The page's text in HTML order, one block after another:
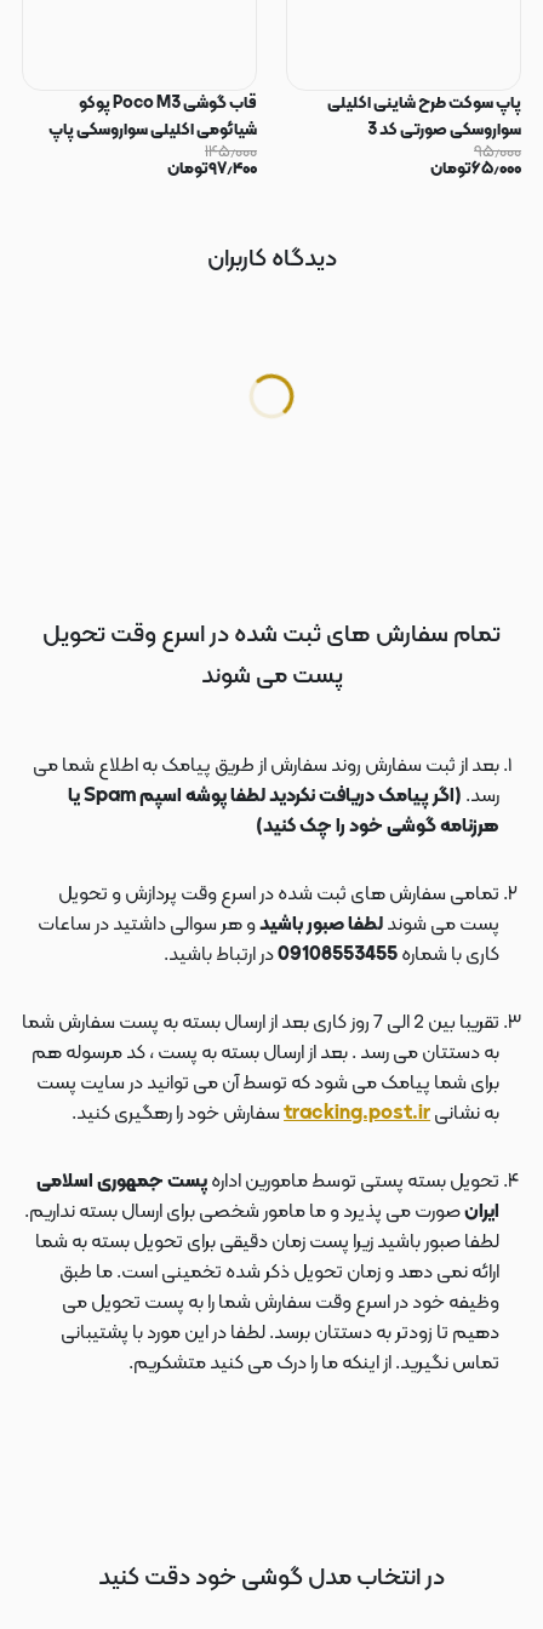
پاپ سوکت طرح شاینی اکلیلی
سواروسکی صورتی کد 3
۹۵٫۰۰۰
۶۵٫۰۰۰تومان
قاب گوشی Poco M3 پوکو
شیائومی اکلیلی سواروسکی پاپ
سوکت دار محافظ لنز دار صورتی کد
۱۴۵٫۰۰۰
۹۷٫۴۰۰تومان
دیدگاه کاربران
تمام سفارش های ثبت شده در اسرع وقت تحویل
پست می شوند
بعد از ثبت سفارش روند سفارش از طریق پیامک به اطلاع شما می
رسد.
(اگر پیامک دریافت نکردید لطفا پوشه اسپم Spam یا
هرزنامه گوشی خود را چک کنید)
تمامی سفارش های ثبت شده در اسرع وقت پردازش و تحویل
پست می شوندلطفا صبور باشیدو هر سوالی داشتید در ساعات
کاری با شماره
در ارتباط باشید.
تقریبا بین 2 الی 7 روز کاری بعد از ارسال بسته به پست سفارش شما
به دستتان می رسد . بعد از ارسال بسته به پست ، کد مرسوله هم
برای شما پیامک می شود که توسط آن می توانید در سایت پست
به نشانیtracking.post.irسفارش خود را رهگیری کنید.
تحویل بسته پستی توسط مامورین ادارهپست جمهوری اسلامی
ایرانصورت می پذیرد و ما مامور شخصی برای ارسال بسته نداریم.
لطفا صبور باشید زیرا پست زمان دقیقی برای تحویل بسته به شما
ارائه نمی دهد و زمان تحویل ذکر شده تخمینی است. ما طبق
وظیفه خود در اسرع وقت سفارش شما را به پست تحویل می
دهیم تا زودتر به دستتان برسد. لطفا در این مورد با پشتیبانی
تماس نگیرید. از اینکه ما را درک می کنید متشکریم.
در انتخاب مدل گوشی خود دقت کنید